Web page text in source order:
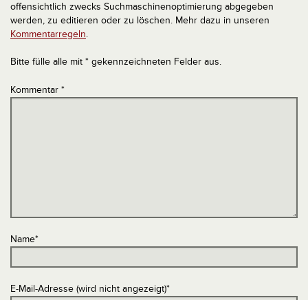
offensichtlich zwecks Suchmaschinenoptimierung abgegeben
werden, zu editieren oder zu löschen. Mehr dazu in unseren
Kommentarregeln.
Bitte fülle alle mit * gekennzeichneten Felder aus.
Kommentar *
Name*
E-Mail-Adresse (wird nicht angezeigt)*